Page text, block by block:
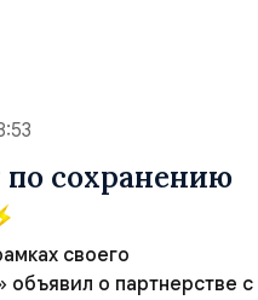
сохранению
своего
о партнерстве с